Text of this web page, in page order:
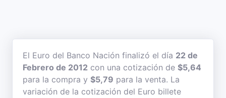
El Euro del Banco Nación finalizó el día 22 de
Febrero de 2012 con una cotización de $5,64
para la compra y $5,79 para la venta. La
variación de la cotización del Euro billete